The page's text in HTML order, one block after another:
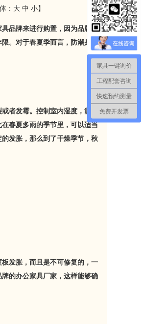
： 大 中 小】
品牌来进行购置，因为品牌厂
。对于春夏季而言，防潮是所
者发霉。控制室内湿度，能够
春夏多雨的季节里，可以适当
发胀，那么到了干燥季节，秋
发胀，而且是不可修复的，一
的办公家具厂家，这样能够确
家具一键询价
工程配套咨询
快速预约测量
免费开发票